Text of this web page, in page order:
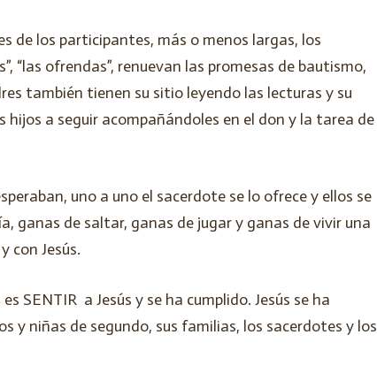
de los participantes, más o menos largas, los
“las ofrendas”, renuevan las promesas de bautismo,
también tienen su sitio leyendo las lecturas y su
hijos a seguir acompañándoles en el don y la tarea de
uno a uno el sacerdote se lo ofrece y ellos se
ganas de saltar, ganas de jugar y ganas de vivir una
con Jesús.
SENTIR a Jesús y se ha cumplido. Jesús se ha
y niñas de segundo, sus familias, los sacerdotes y los